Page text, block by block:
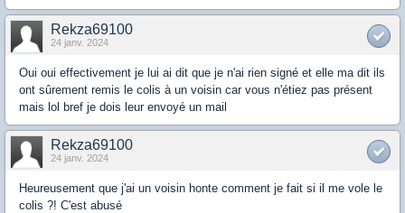
Rekza69100
24 janv. 2024
Oui oui effectivement je lui ai dit que je n'ai rien signé et elle ma dit ils
ont sûrement remis le colis à un voisin car vous n'étiez pas présent
mais lol bref je dois leur envoyé un mail
Rekza69100
24 janv. 2024
Heureusement que j'ai un voisin honte comment je fait si il me vole le
colis ?! C'est abusé